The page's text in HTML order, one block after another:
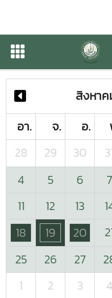
ปฏิทินกิจกรรมข
ปฏิทินกิจกรรมของหน่วยงาน
สิงหา
อา.
จ. อ.
28
29 30
4
5 6 7
11
12 13
18
19 20
25
26 27
1
2 3 4